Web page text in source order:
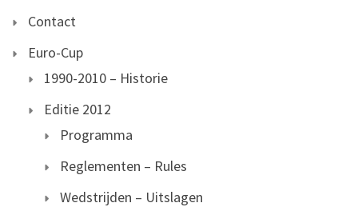
Contact
Euro-Cup
1990-2010 – Historie
Editie 2012
Programma
Reglementen – Rules
Wedstrijden – Uitslagen